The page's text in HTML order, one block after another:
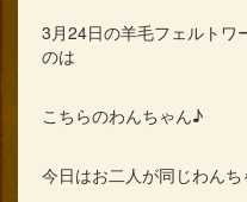
3月24日の羊毛フェルトワ
のは
こちらのわんちゃん♪
今日はお二人が同じわん